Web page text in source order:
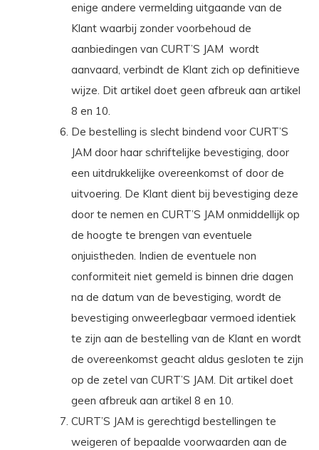
enige andere vermelding uitgaande van de
Klant waarbij zonder voorbehoud de
aanbiedingen van CURT’S JAM wordt
aanvaard, verbindt de Klant zich op definitieve
wijze. Dit artikel doet geen afbreuk aan artikel
8 en 10.
De bestelling is slecht bindend voor CURT’S
JAM door haar schriftelijke bevestiging, door
een uitdrukkelijke overeenkomst of door de
uitvoering. De Klant dient bij bevestiging deze
door te nemen en CURT’S JAM onmiddellijk op
de hoogte te brengen van eventuele
onjuistheden. Indien de eventuele non
conformiteit niet gemeld is binnen drie dagen
na de datum van de bevestiging, wordt de
bevestiging onweerlegbaar vermoed identiek
te zijn aan de bestelling van de Klant en wordt
de overeenkomst geacht aldus gesloten te zijn
op de zetel van CURT’S JAM. Dit artikel doet
geen afbreuk aan artikel 8 en 10.
CURT’S JAM is gerechtigd bestellingen te
weigeren of bepaalde voorwaarden aan de